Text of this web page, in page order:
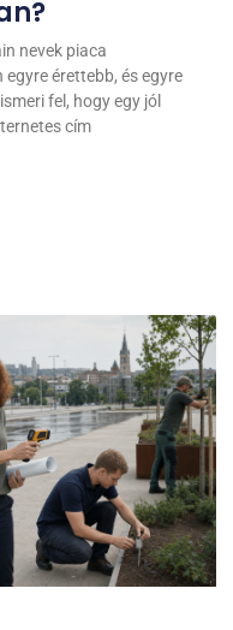
nevek piaca
érettebb, és egyre
fel, hogy egy jól
cím